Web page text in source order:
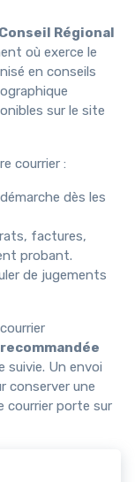
Conseil Régional
où exerce le
en conseils
sur le site
courrier :
dès les
factures,
probant.
de jugements
suivie. Un envoi
conserver une
courrier porte sur